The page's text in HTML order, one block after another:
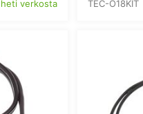
heti verkosta TEC-O18KIT